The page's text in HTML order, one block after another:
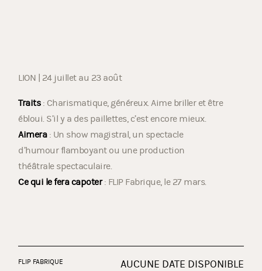
LION | 24 juillet au 23 août
Traits: Charismatique, généreux. Aime briller et être
ébloui. S’il y a des paillettes, c’est encore mieux.
Aimera: Un show magistral, un spectacle
d’humour flamboyant ou une production
théâtrale spectaculaire.
Ce qui le fera capoter: FLIP Fabrique, le 27 mars.
FLIP FABRIQUE AUCUNE DATE DISPONIBLE